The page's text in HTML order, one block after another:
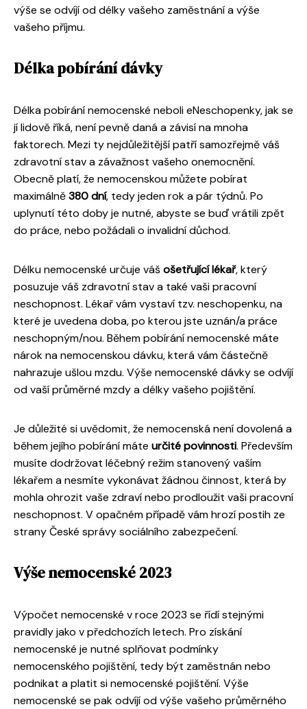
výše se odvíjí od délky vašeho zaměstnání a výše
vašeho příjmu.
Délka pobírání dávky
Délka pobírání nemocenské neboli eNeschopenky, jak se
jí lidově říká, není pevně daná a závisí na mnoha
faktorech. Mezi ty nejdůležitější patří samozřejmě váš
zdravotní stav a závažnost vašeho onemocnění.
Obecně platí, že nemocenskou můžete pobírat
maximálně380 dní, tedy jeden rok a pár týdnů. Po
uplynutí této doby je nutné, abyste se buď vrátili zpět
do práce, nebo požádali o invalidní důchod.
Délku nemocenské určuje vášošetřující lékař, který
posuzuje váš zdravotní stav a také vaši pracovní
neschopnost. Lékař vám vystaví tzv. neschopenku, na
které je uvedena doba, po kterou jste uznán/a práce
neschopným/nou. Během pobírání nemocenské máte
nárok na nemocenskou dávku, která vám částečně
nahrazuje ušlou mzdu. Výše nemocenské dávky se odvíjí
od vaší průměrné mzdy a délky vašeho pojištění.
Je důležité si uvědomit, že nemocenská není dovolená a
během jejího pobírání máte určité povinnosti. Především
musíte dodržovat léčebný režim stanovený vaším
lékařem a nesmíte vykonávat žádnou činnost, která by
mohla ohrozit vaše zdraví nebo prodloužit vaši pracovní
neschopnost. V opačném případě vám hrozí postih ze
strany České správy sociálního zabezpečení.
Výše nemocenské 2023
Výpočet nemocenské v roce 2023 se řídí stejnými
pravidly jako v předchozích letech. Pro získání
nemocenské je nutné splňovat podmínky
nemocenského pojištění, tedy být zaměstnán nebo
podnikat a platit si nemocenské pojištění. Výše
nemocenské se pak odvíjí od výše vašeho průměrného